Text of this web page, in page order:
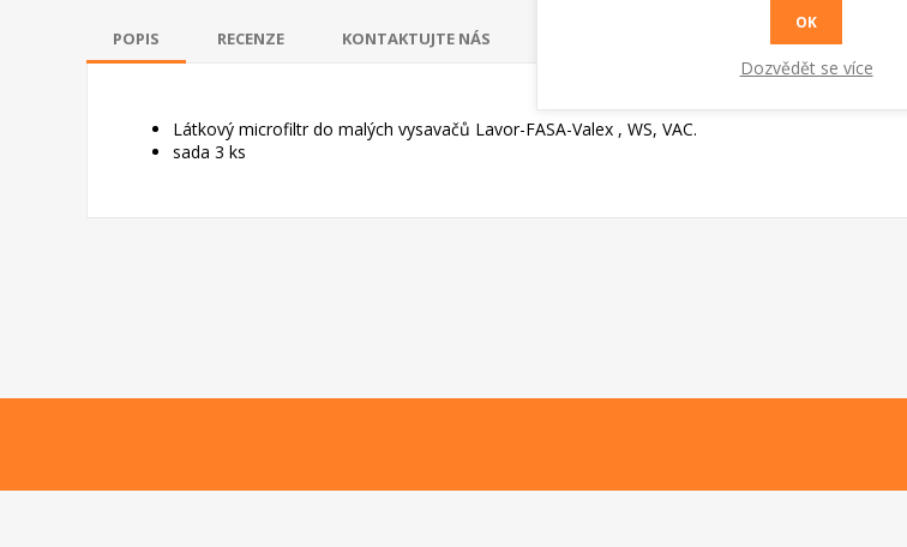
POPIS RECENZE KONTAKTUJTE NÁS
Látkový microfiltr do malých vysavačů Lavor-FASA-Valex , WS, VAC.
sada 3 ks
OK
Dozvědět se více